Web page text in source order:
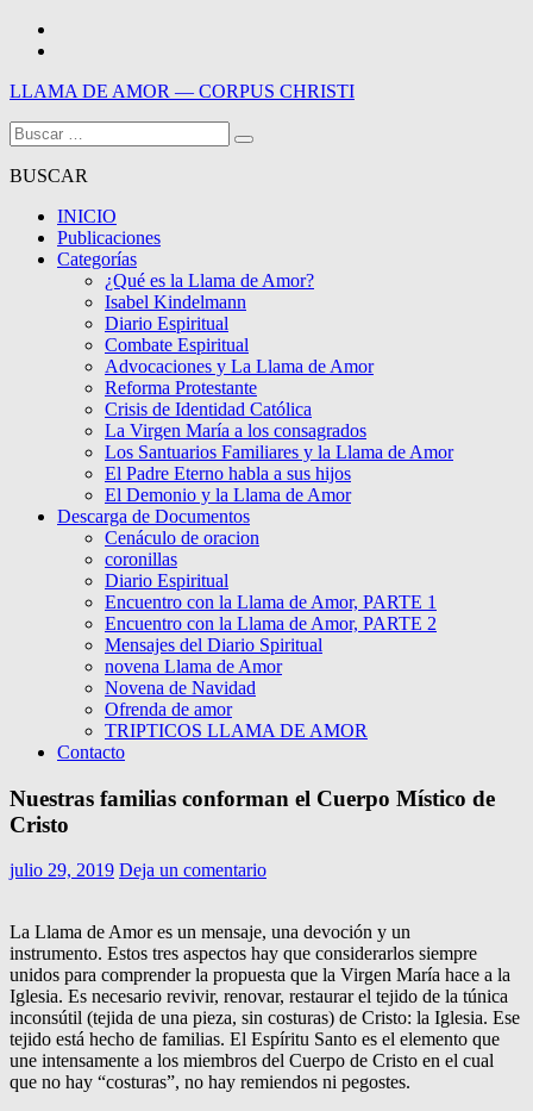
Saltar
LLAMA DE AMOR — CORPUS CHRISTI
Blog de la Llama de Amor
Buscar:
BUSCAR
INICIO
Publicaciones
Categorías
¿Qué es la Llama de Amor?
Isabel Kindelmann
Diario Espiritual
Combate Espiritual
Advocaciones y La Llama de Amor
Reforma Protestante
Crisis de Identidad Católica
La Virgen María a los consagrados
Los Santuarios Familiares y la Llama de Amor
El Padre Eterno habla a sus hijos
El Demonio y la Llama de Amor
Descarga de Documentos
Cenáculo de oracion
coronillas
Diario Espiritual
Encuentro con la Llama de Amor, PARTE 1
Encuentro con la Llama de Amor, PARTE 2
Mensajes del Diario Spiritual
novena Llama de Amor
Novena de Navidad
Ofrenda de amor
TRIPTICOS LLAMA DE AMOR
Contacto
Nuestras familias conforman el Cuerpo Místico de
Cristo
julio 29, 2019 Deja un comentario
La Llama de Amor es un mensaje, una devoción y un
instrumento. Estos tres aspectos hay que considerarlos siempre
unidos para comprender la propuesta que la Virgen María hace a la
Iglesia. Es necesario revivir, renovar, restaurar el tejido de la túnica
inconsútil (tejida de una pieza, sin costuras) de Cristo: la Iglesia. Ese
tejido está hecho de familias. El Espíritu Santo es el elemento que
une intensamente a los miembros del Cuerpo de Cristo en el cual
que no hay “costuras”, no hay remiendos ni pegostes.